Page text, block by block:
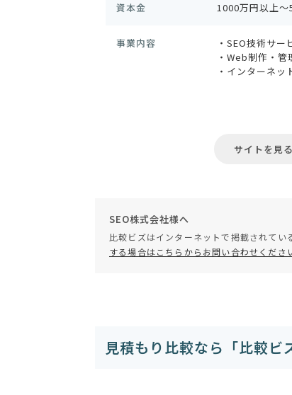
資本金 1000万円以上
事業内容
・SEO技術サー
・Web制作・管
・インターネッ
サイトを見る
SEO株式会社様へ
比較ビズはインターネットで掲載されて
する場合はこちらからお問い合わせくださ
見積もり比較なら「比較ビ